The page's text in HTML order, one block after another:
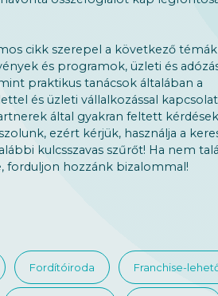
cikk szerepel a következő
és programok, üzleti és
praktikus tanácsok általában a
és üzleti vállalkozással
által gyakran feltett
ezért kérjük, használja a
kulcsszavas szűrőt! Ha nem
forduljon hozzánk bizalommal!
Fordítóiroda Franchise-